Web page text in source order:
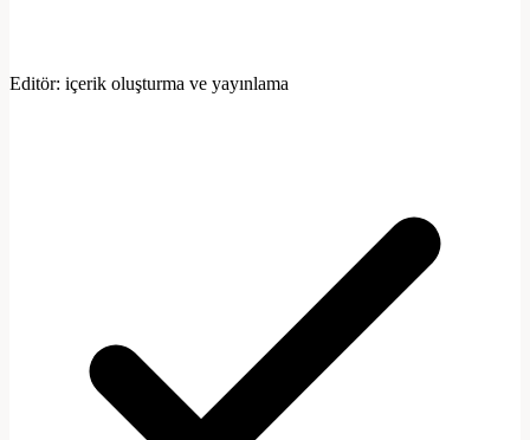
Editör: içerik oluşturma ve yayınlama